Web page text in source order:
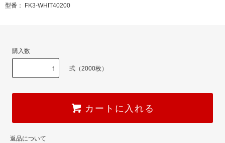
型番： FK3-WHIT40200
購入数
式（2000枚）
カートに入れる
返品について